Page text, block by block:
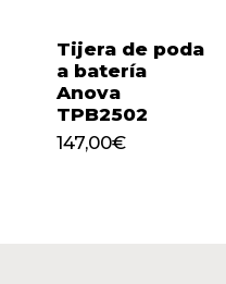
No hay
Tijera de poda
a batería
Anova
TPB2502
147,00€
147,00